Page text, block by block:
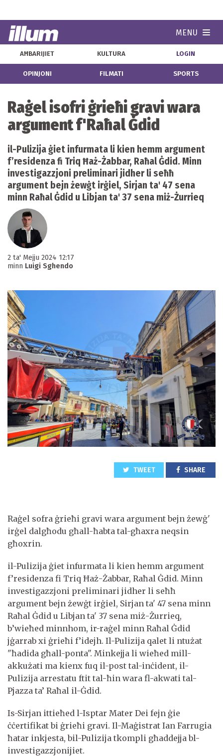
MENU
AĦBARIJIET KULTURA LOGIN
OPINJONI FILMATI SPORTS
Raġel isofri ġrieħi gravi wara
argument f'Raħal Ġdid
il-Pulizija ġiet infurmata li kien hemm argument
f’residenza fi Triq Ħaż-Żabbar, Raħal Ġdid. Minn
investigazzjoni preliminari jidher li seħħ
argument bejn żewġt irġiel, Sirjan ta' 47 sena
minn Raħal Ġdid u Libjan ta' 37 sena miż-Żurrieq
2 ta' Mejju 2024 12:17
minn Luigi Sghendo
TWEET SHARE
Raġel sofra ġrieħi gravi wara argument bejn żewġ'
irġel dalgħodu għall-ħabta tal-għaxra neqsin
għoxrin.
il-Pulizija ġiet infurmata li kien hemm argument
f’residenza fi Triq Ħaż-Żabbar, Raħal Ġdid. Minn
investigazzjoni preliminari jidher li seħħ
argument bejn żewġt irġiel, Sirjan ta' 47 sena minn
Raħal Ġdid u Libjan ta' 37 sena miż-Żurrieq,
b’wieħed minnhom, ir-raġel minn Raħal Ġdid
jġarrab xi ġrieħi f’idejh. Il-Pulizija qalet li ntużat
"ħadida għall-ponta". Minkejja li wieħed mill-
akkużati ma kienx fuq il-post tal-inċident, il-
Pulizija arrestatu ftit tal-ħin wara fl-akwati tal-
Pjazza ta’ Raħal il-Ġdid.
Is-Sirjan ittieħed l-Isptar Mater Dei fejn ġie
ċċertifikat bi ġrieħi gravi. Il-Maġistrat Ian Farrugia
ħatar inkjesta, bil-Pulizija tkompli għaddejja bl-
investigazzjonijiet.